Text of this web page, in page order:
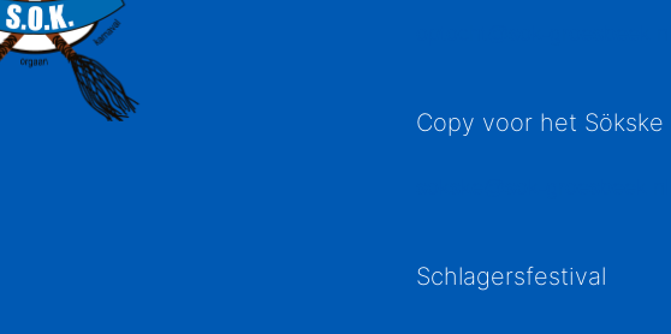
Copy voor het Sökske
Schlagersfestival